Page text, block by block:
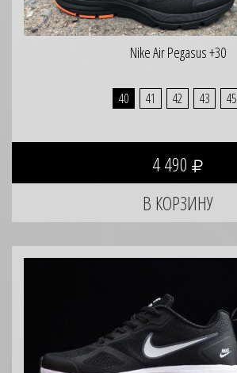
Nike Air Pegasus +30
40 41 42 43 45
4 490